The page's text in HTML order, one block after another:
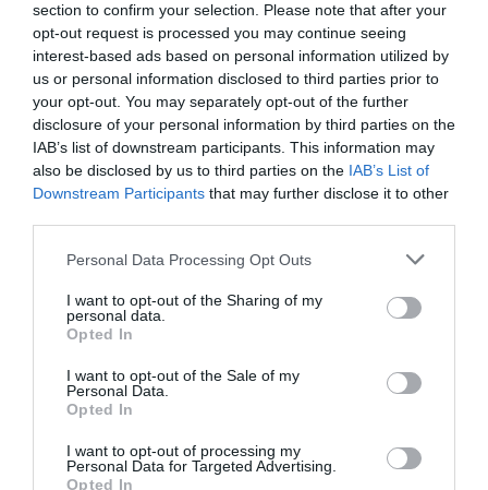
section to confirm your selection. Please note that after your
opt-out request is processed you may continue seeing
interest-based ads based on personal information utilized by
us or personal information disclosed to third parties prior to
your opt-out. You may separately opt-out of the further
disclosure of your personal information by third parties on the
IAB’s list of downstream participants. This information may
also be disclosed by us to third parties on the IAB’s List of
Downstream Participants that may further disclose it to other
Personal Data Processing Opt Outs
I want to opt-out of the Sharing of my
personal data.
Opted In
I want to opt-out of the Sale of my
Personal Data.
Opted In
I want to opt-out of processing my
Personal Data for Targeted Advertising.
Opted In
Hoy destacamos
El desastre de los laudos de renovables: los
jurídica ha generado un sobrecoste
financiero de 6.600 millones para el Tesoro
ECONOMÍA
banco tiene la culpa
Eulogio López 08/08/26 06:00